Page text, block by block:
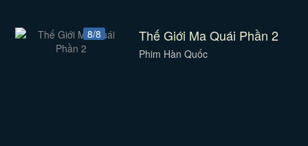
8/8 Thế Giới Ma Quái Phần 2
Phim Hàn Quốc